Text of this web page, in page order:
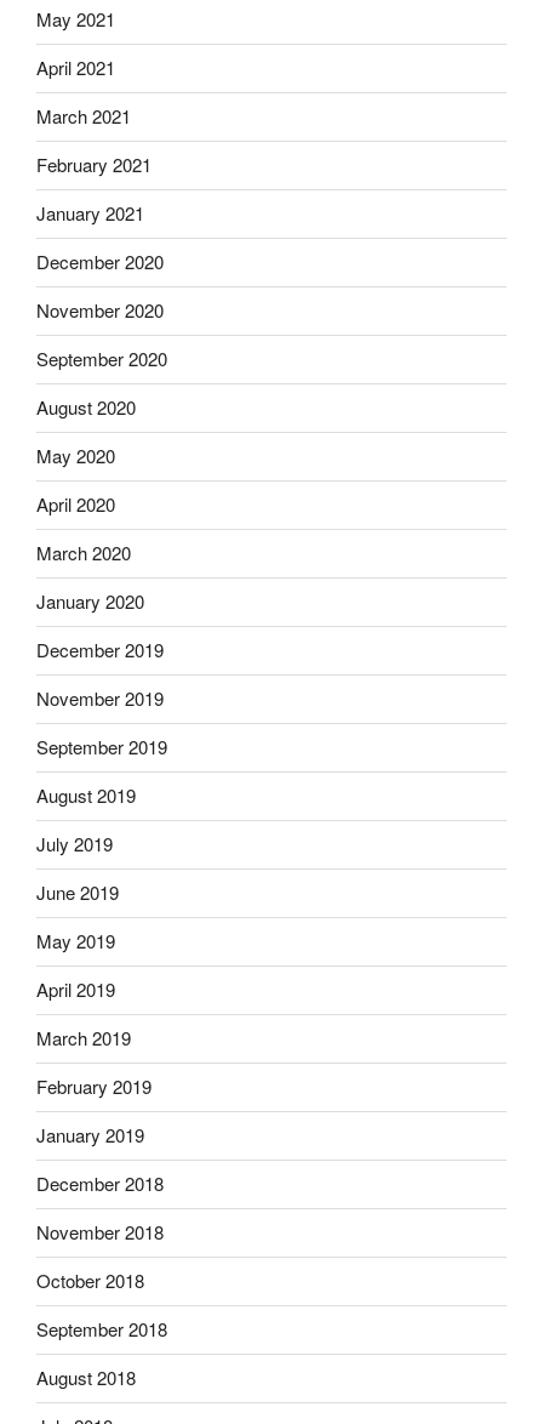
May 2021
April 2021
March 2021
February 2021
January 2021
December 2020
November 2020
September 2020
August 2020
May 2020
April 2020
March 2020
January 2020
December 2019
November 2019
September 2019
August 2019
July 2019
June 2019
May 2019
April 2019
March 2019
February 2019
January 2019
December 2018
November 2018
October 2018
September 2018
August 2018